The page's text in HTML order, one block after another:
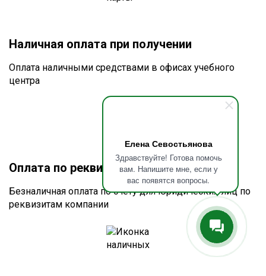
Елена Севостьянова
Здравствуйте! Готова помочь
вам. Напишите мне, если у
вас появятся вопросы.
Наличная оплата при получении
Оплата наличными средствами в офисах учебного
центра
Оплата по реквизитам или счету
Безналичная оплата по счёту для юридических лиц по
реквизитам компании